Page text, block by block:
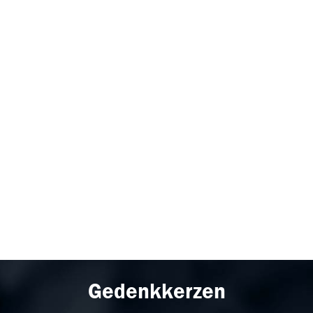
Gedenkkerzen